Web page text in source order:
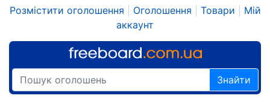
Розмістити оголошення Оголошення Товари
Мій
аккаунт
Знайти